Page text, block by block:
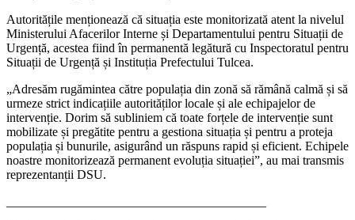
Autoritățile menționează că situația este monitorizată atent la nivelul
Ministerului Afacerilor Interne și Departamentului pentru Situații de
Urgență, acestea fiindîn permanentă legătură cu Inspectoratul pentru
Situații de Urgență și Instituția Prefectului Tulcea.
„Adresăm rugămintea către populația din zonă să rămână calmă și să
urmeze strict indicațiile autorităților locale și ale echipajelor de
intervenție. Dorim să subliniem că toate forțele de intervenție sunt
mobilizate și pregătite pentru a gestiona situația și pentru a proteja
populația și bunurile, asigurând un răspuns rapid și eficient. Echipele
noastre monitorizează permanent evoluția situației”, au mai transmis
reprezentanții DSU.